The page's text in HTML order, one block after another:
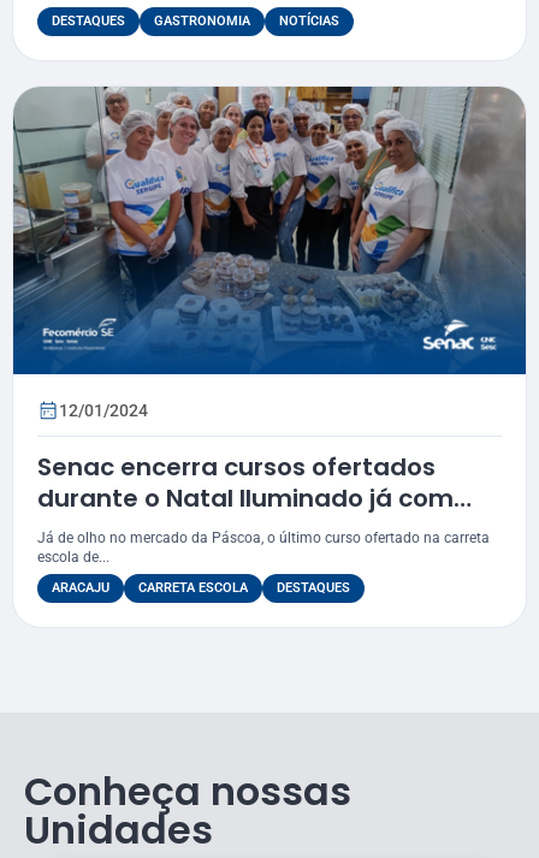
DESTAQUES GASTRONOMIA NOTÍCIAS
12/01/2024
Senac encerra cursos ofertados
durante o Natal Iluminado já com
foco na Páscoa
Já de olho no mercado da Páscoa, o último curso ofertado na carreta
escola de...
ARACAJU CARRETA ESCOLA DESTAQUES
Conheça nossas
Unidades